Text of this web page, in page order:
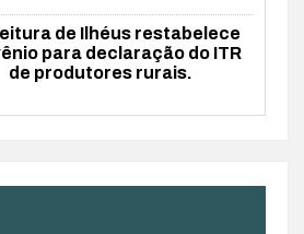
de Ilhéus restabelece
para declaração do ITR
de produtores rurais.